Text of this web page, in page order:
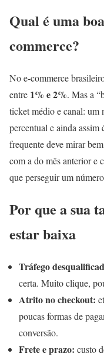
Qual é uma
commerce?
No e-commerce
entre 1% e 2%. Mas a
ticket médio e canal: um
percentual e ainda assim
frequente deve mirar
com a do mês anterior e
que perseguir um
Por que a sua
estar baixa
Tráfego
certa. Muito clique,
Atrito no checkout:
poucas formas de
conversão.
Frete e prazo: custo